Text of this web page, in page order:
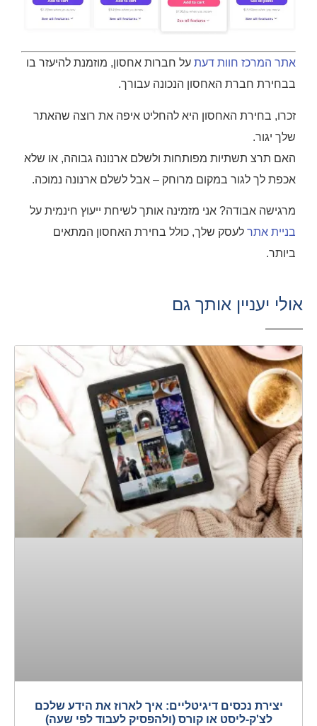
אתר המרכז חוות דעת על חברות אחסון, מוזמנת להיעזר בו
בבחירת חברת האחסון הנכונה עבורך.
זכרו, בחירת האחסון היא להחליט איפה את רוצה שהאתר
שלך יגור.
האם תרצ תשתיות מפותחות ולשלם ארנונה גבוהה, או שלא
אכפת לך לגור במקום מרוחק – אבל לשלם ארנונה נמוכה.
מרגישה אבודה? אני מזמינה אותך לשיחת ייעוץ חינמית על
בניית אתר לעסק שלך, כולל בחירת האחסון המתאים
ביותר.
אולי יעניין אותך גם
יצירת נכסים דיגיטליים: איך לארוז את הידע שלכם
לצ'ק-ליסט או קורס (ולהפסיק לעבוד לפי שעה)